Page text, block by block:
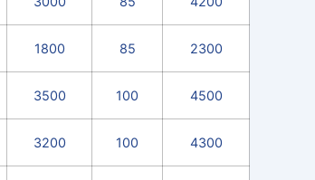
1800 85 2300
3500 100 4500
3200 100 4300